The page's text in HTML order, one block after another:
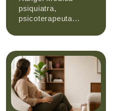
psiquiatra,
psicoterapeuta...